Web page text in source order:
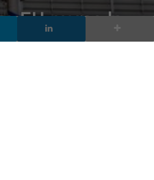
EU: verso la
tutti i